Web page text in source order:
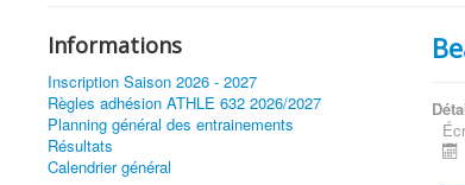
Informations
Inscription Saison 2026 - 2027
Règles adhésion ATHLE 632 2026/2027
Planning général des entrainements
Résultats
Calendrier général